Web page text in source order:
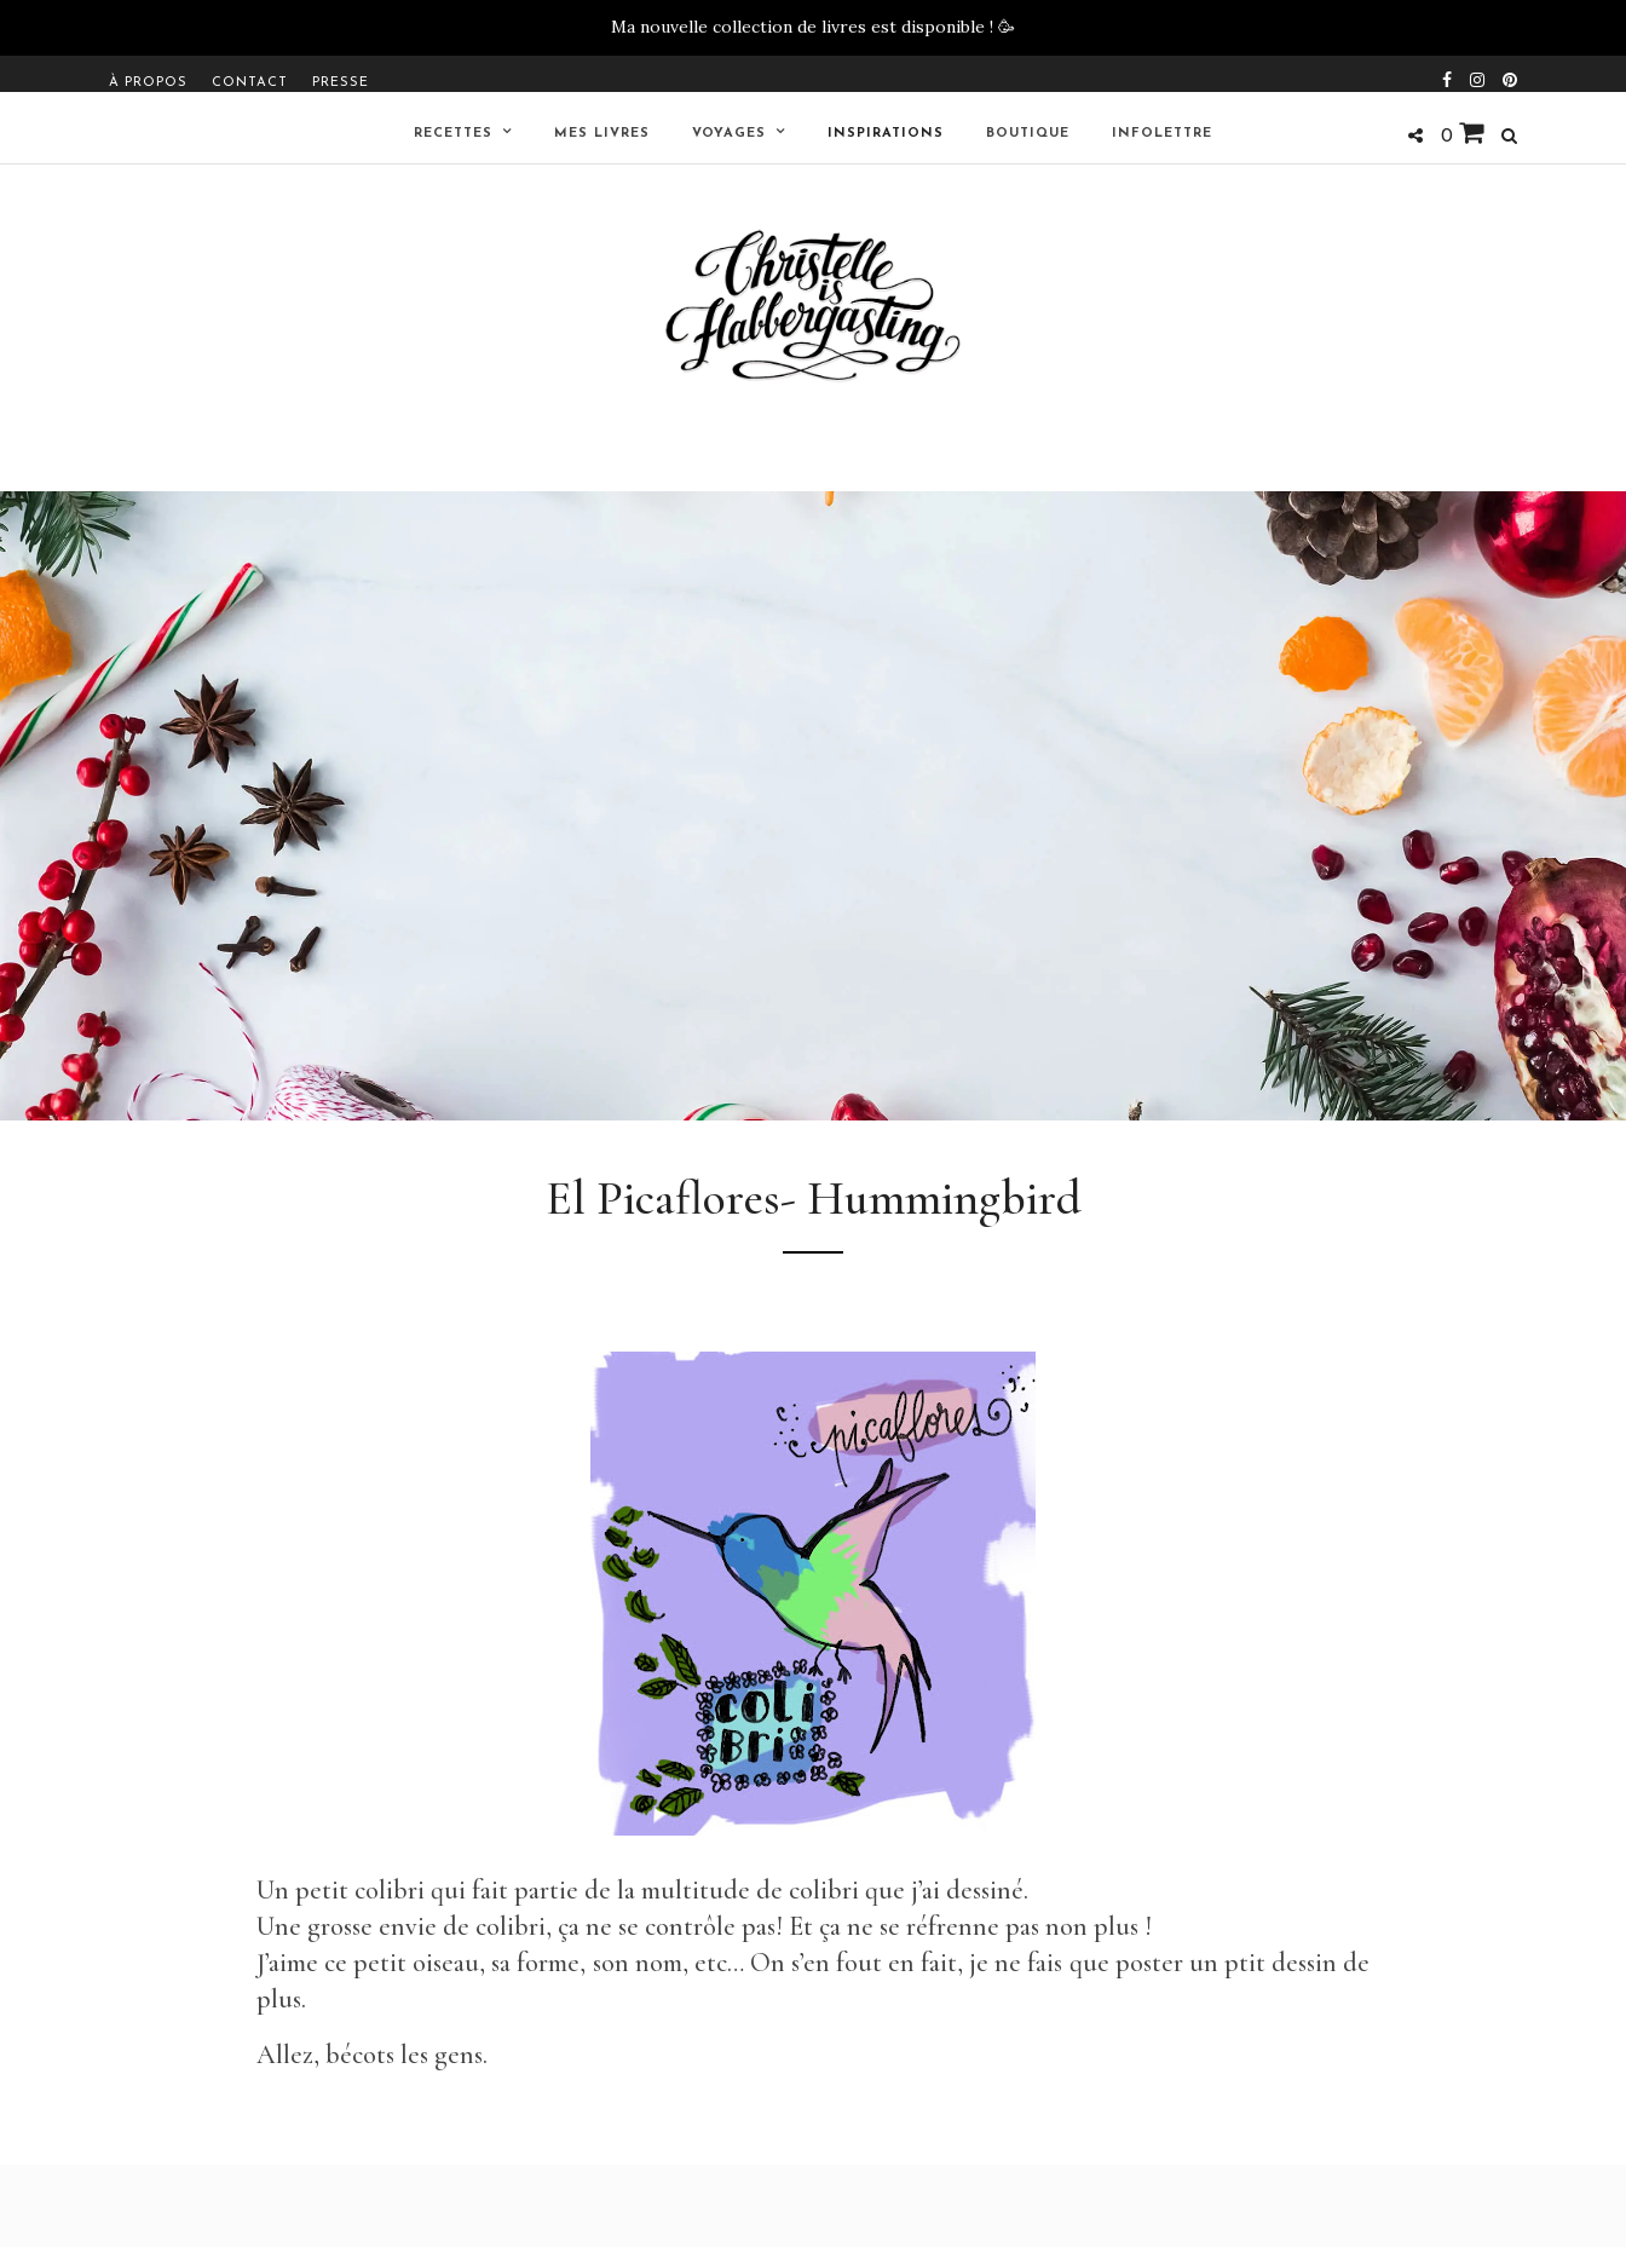
Ma nouvelle collection de livres est disponible ! 🥳
À PROPOS CONTACT PRESSE
RECETTES MES LIVRES VOYAGES INSPIRATIONS BOUTIQUE INFOLETTRE 0
El Picaflores- Hummingbird
Un petit colibri qui fait partie de la multitude de colibri que j’ai dessiné.
Une grosse envie de colibri, ça ne se contrôle pas! Et ça ne se réfrenne pas non plus !
J’aime ce petit oiseau, sa forme, son nom, etc… On s’en fout en fait, je ne fais que poster un ptit dessin de
plus.
Allez, bécots les gens.